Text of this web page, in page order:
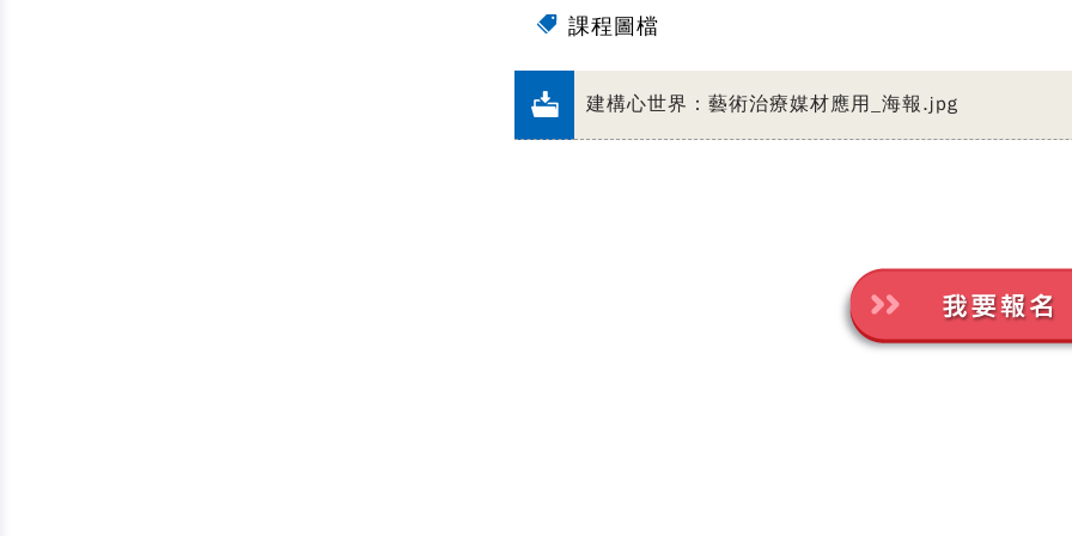
課程圖檔
建構心世界：藝術治療媒材應用_海報.jpg